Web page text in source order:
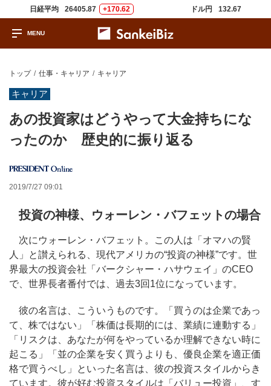
日経平均 26405.87 +170.62 ドル円 132.67
トップ 仕事・キャリア キャリア
キャリア
あの投資家はどうやって大金持ちにな
ったのか 歴史的に振り返る
2019/7/27 09:01
投資の神様、ウォーレン・バフェットの場合
次にウォーレン・バフェット。この人は「オマハの賢
人」と讃えられる、現代アメリカの“投資の神様”です。世
界最大の投資会社「バークシャー・ハサウェイ」のCEO
で、世界長者番付では、過去3回1位になっています。
彼の名言は、こういうものです。「買うのは企業であっ
て、株ではない」「株価は長期的には、業績に連動する」
「リスクは、あなたが何をやっているか理解できない時に
起こる」「並の企業を安く買うよりも、優良企業を適正価
格で買うべし」といった名言は、彼の投資スタイルからき
ています。彼が好む投資スタイルは「バリュー投資」、す